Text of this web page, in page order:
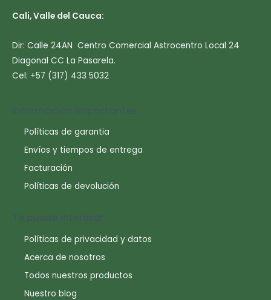
Cali, Valle del Cauca:
Dir: Calle 24AN Centro Comercial Astrocentro Local 24
Diagonal CC La Pasarela.
Cel: +57 (317) 433 5032
Información importantes
Políticas de garantia
Envíos y tiempos de entrega
Facturación
Políticas de devolución
Te puede interesar
Políticas de privacidad y datos
Acerca de nosotros
Todos nuestros productos
Nuestro blog